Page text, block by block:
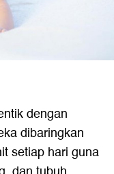
dengan
dibaringkan
setiap hari guna